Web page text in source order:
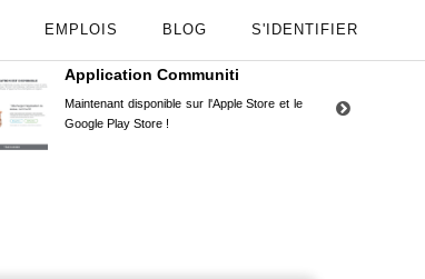
EMPLOIS BLOG S'IDENTIFIER
Application Communiti
Maintenant disponible sur l'Apple Store et le
Google Play Store !